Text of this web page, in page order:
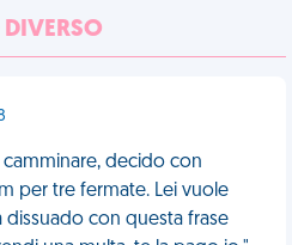
decido con
per tre fermate. Lei vuole
con questa frase